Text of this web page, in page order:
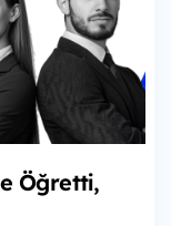
Öğretti,